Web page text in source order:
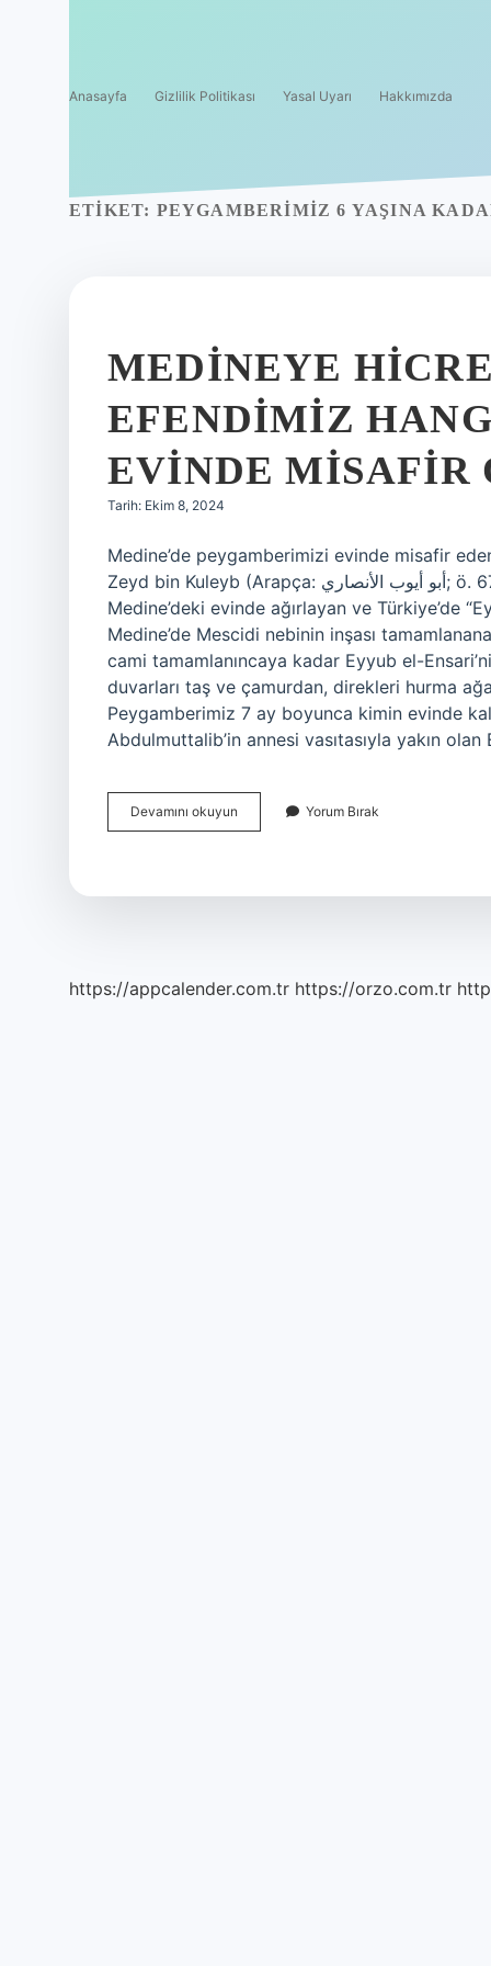
Anasayfa Gizlilik Politikası Yasal Uyarı Hakkımızda
ETIKET: PEYGAMBERIMIZ 6 YAŞINA
MEDINEYE
EFENDIMIZ
EVINDE
Tarih: Ekim 8, 2024
Medine’de peygamberimizi evinde misafir
Zeyd bin Kuleyb (Arapça: أبو أيوب الأنصاري; ö. 672 veya 674), Hicretten sonra Hz. Muhammed’i
Medine’deki evinde ağırlayan ve Türkiye’de
Medine’de Mescidi nebinin inşası
cami tamamlanıncaya kadar Eyyub el-
duvarları taş ve çamurdan, direkleri hurma
Peygamberimiz 7 ay boyunca kimin evinde
Abdulmuttalib’in annesi vasıtasıyla yakın olan
Devamını okuyun Medineye
Hicret
Olarak
Yorum Bırak
https://appcalender.com.tr https://orzo.com.tr